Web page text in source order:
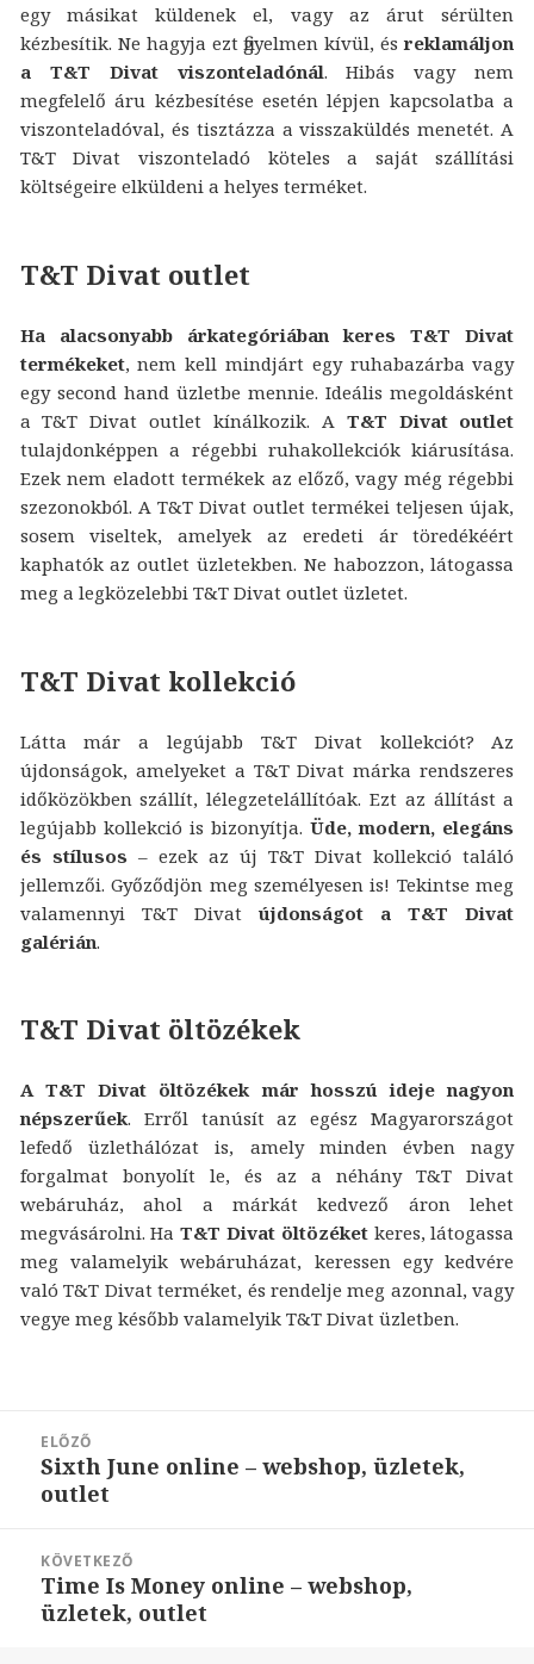
egy másikat küldenek el, vagy az árut sérülten
kézbesítik. Ne hagyja ezt figyelmen kívül, ésreklamáljon
a T&T Divat viszonteladónál. Hibás vagy nem
megfelelő áru kézbesítése esetén lépjen kapcsolatba a
viszonteladóval, és tisztázza a visszaküldés menetét. A
T&T Divat viszonteladó köteles a saját szállítási
költségeire elküldeni a helyes terméket.
T&T Divat outlet
Ha alacsonyabb árkategóriában keres T&T Divat
termékeket, nem kell mindjárt egy ruhabazárba vagy
egy second hand üzletbe mennie. Ideális megoldásként
a T&T Divat outlet kínálkozik. A T&T Divat outlet
tulajdonképpen a régebbi ruhakollekciók kiárusítása.
Ezek nem eladott termékek az előző, vagy még régebbi
szezonokból. A T&T Divat outlet termékei teljesen újak,
sosem viseltek, amelyek az eredeti ár töredékéért
kaphatók az outlet üzletekben. Ne habozzon, látogassa
meg a legközelebbi T&T Divat outlet üzletet.
T&T Divat kollekció
Látta már a legújabb T&T Divat kollekciót? Az
újdonságok, amelyeket a T&T Divat márka rendszeres
időközökben szállít, lélegzetelállítóak. Ezt az állítást a
legújabb kollekció is bizonyítja.Üde, modern, elegáns
és stílusos – ezek az új T&T Divat kollekció találó
jellemzői. Győződjön meg személyesen is! Tekintse meg
valamennyi T&T Divat újdonságot a T&T Divat
galérián.
T&T Divat öltözékek
A T&T Divat öltözékek már hosszú ideje nagyon
népszerűek. Erről tanúsít az egész Magyarországot
lefedő üzlethálózat is, amely minden évben nagy
forgalmat bonyolít le, és az a néhány T&T Divat
webáruház, ahol a márkát kedvező áron lehet
megvásárolni. HaT&T Divat öltözéketkeres, látogassa
meg valamelyik webáruházat, keressen egy kedvére
való T&T Divat terméket, és rendelje meg azonnal, vagy
vegye meg később valamelyik T&T Divat üzletben.
navigáció
ELŐZŐ
Korábbi
bejegyzések:
Sixth June online – webshop, üzletek,
outlet
KÖVETKEZŐ
Következő
bejegyzések:
Time Is Money online – webshop,
üzletek, outlet